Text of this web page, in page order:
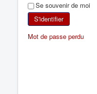
Se souvenir de moi
S'identifier
Mot de passe perdu